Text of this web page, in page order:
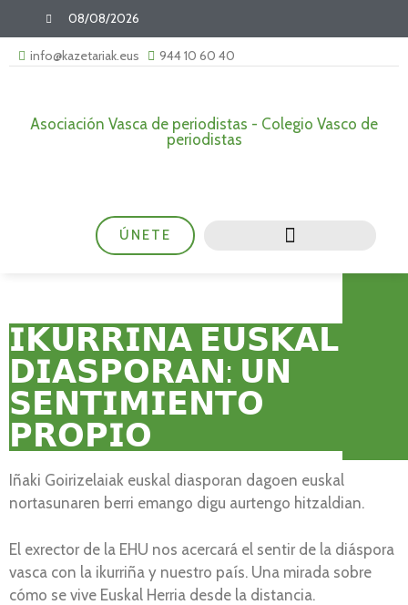
08/08/2026
info@kazetariak.eus 944 10 60 40
Asociación Vasca de periodistas - Colegio Vasco de
periodistas
ÚNETE
𝗜𝗞𝗨𝗥𝗥𝗜𝗡𝗔 𝗘𝗨𝗦𝗞𝗔𝗟
𝗗𝗜𝗔𝗦𝗣𝗢𝗥𝗔𝗡: 𝗨𝗡
𝗦𝗘𝗡𝗧𝗜𝗠𝗜𝗘𝗡𝗧𝗢
𝗣𝗥𝗢𝗣𝗜𝗢
Iñaki Goirizelaiak euskal diasporan dagoen euskal
nortasunaren berri emango digu aurtengo hitzaldian.
El exrector de la EHU nos acercará el sentir de la diáspora
vasca con la ikurriña y nuestro país. Una mirada sobre
cómo se vive Euskal Herria desde la distancia.